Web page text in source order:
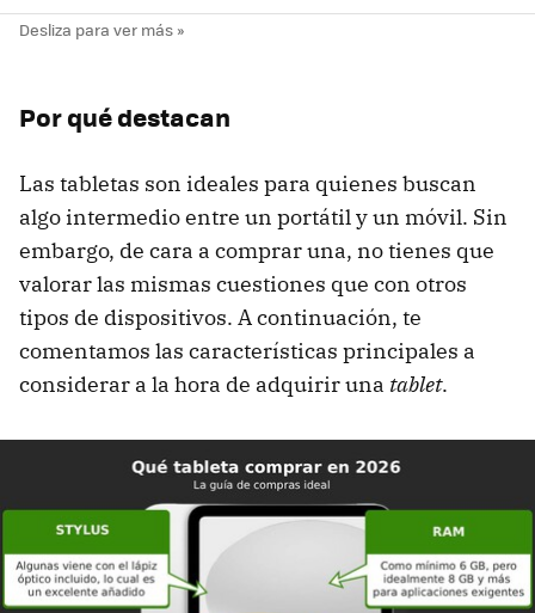
Por qué destacan
Las tabletas son ideales para quienes buscan
algo intermedio entre un portátil y un móvil. Sin
embargo, de cara a comprar una, no tienes que
valorar las mismas cuestiones que con otros
tipos de dispositivos. A continuación, te
comentamos las características principales a
considerar a la hora de adquirir una tablet.